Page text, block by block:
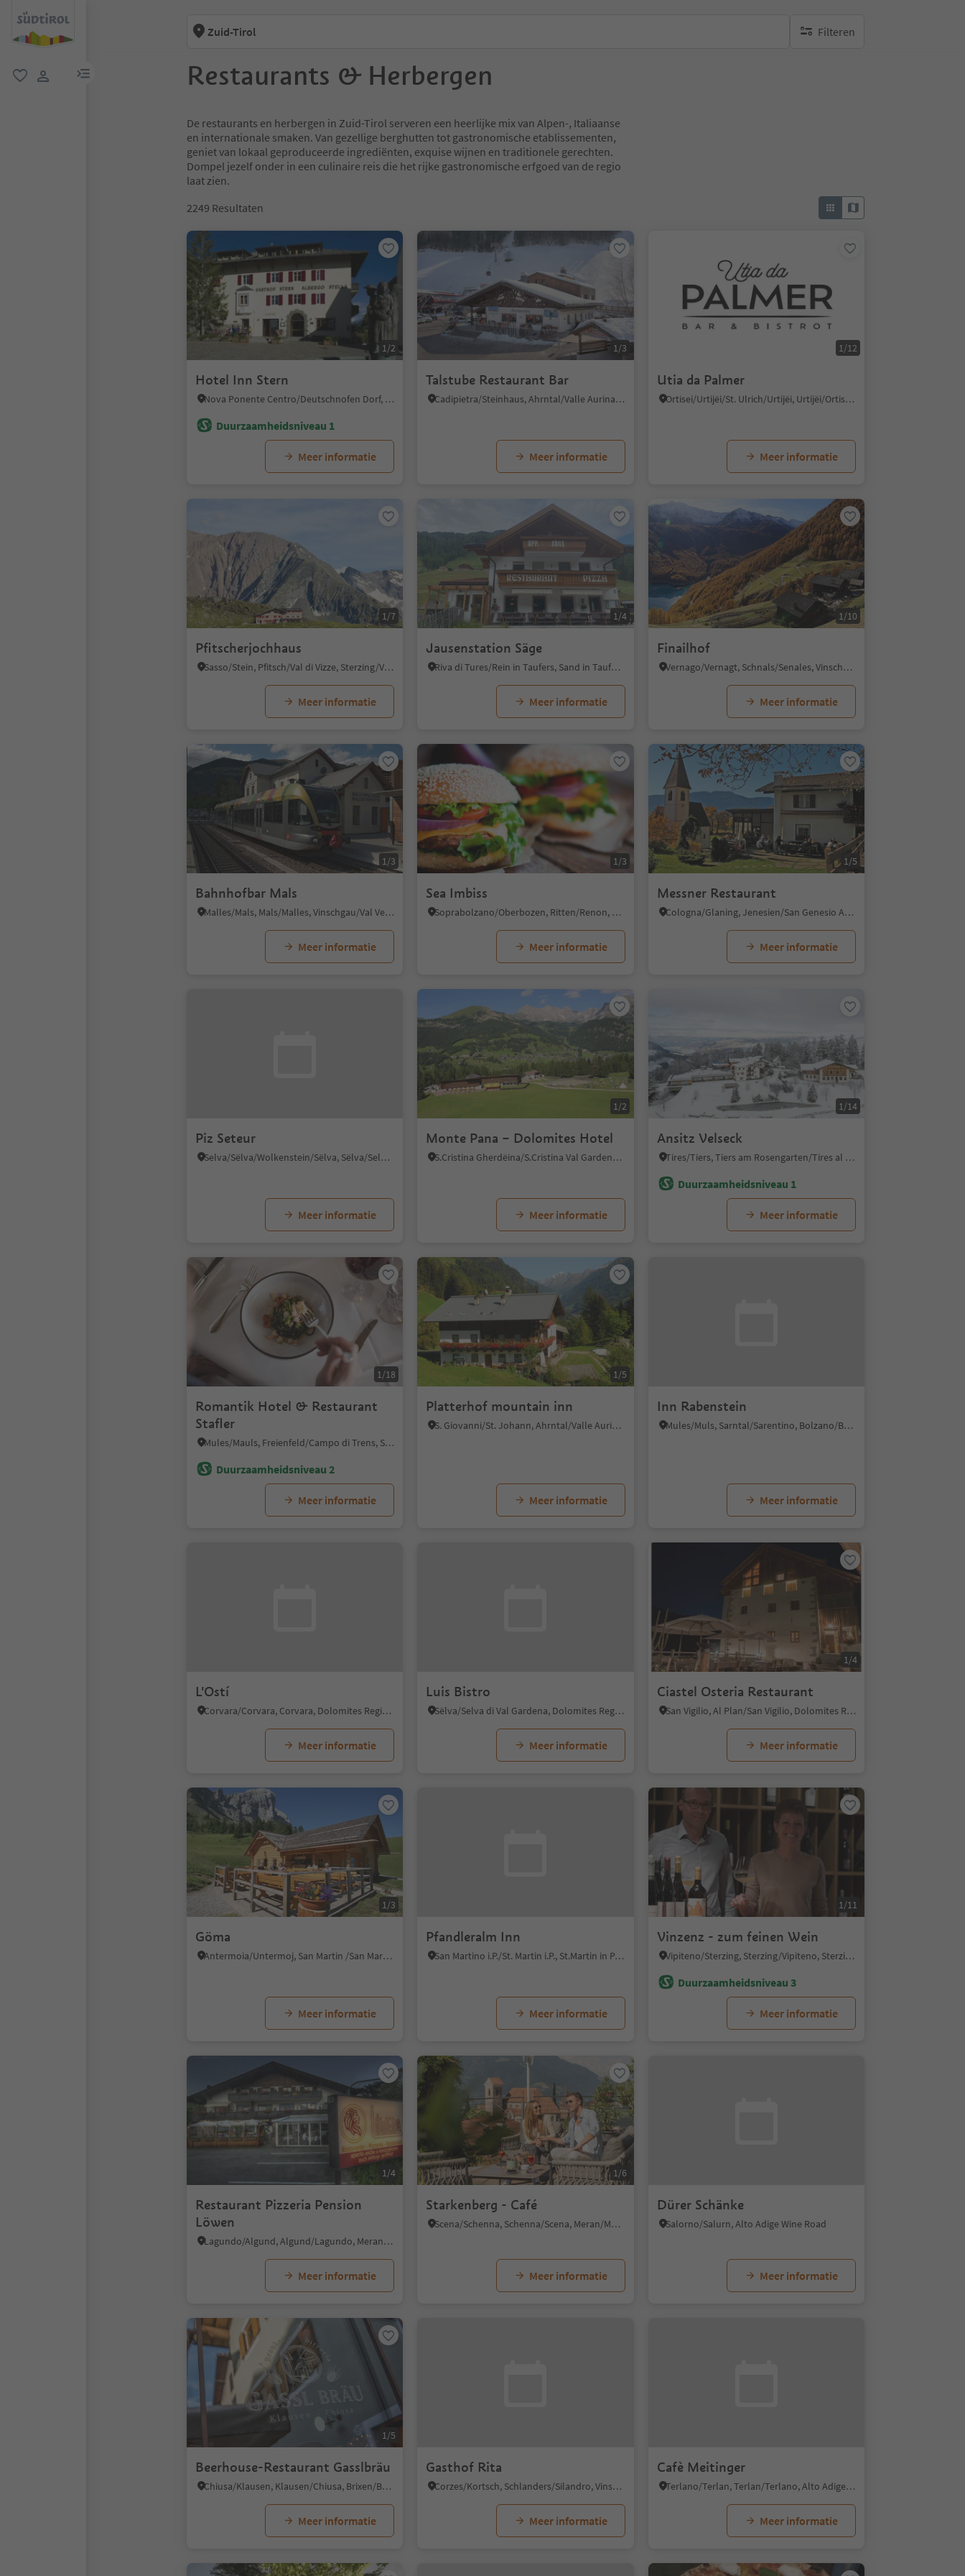
menulink
Zuid-Tirol Filteren
geen actieve filters
Restaurants & Herbergen
De restaurants en herbergen in Zuid-Tirol serveren een heerlijke mix van Alpen-, Italiaanse
en internationale smaken. Van gezellige berghutten tot gastronomische etablissementen,
geniet van lokaal geproduceerde ingrediënten, exquise wijnen en traditionele gerechten.
Dompel jezelf onder in een culinaire reis die het rijke gastronomische erfgoed van de regio
laat zien.
2249 Resultaten
1/2
Hotel Inn Stern
Nova Ponente Centro/Deutschnofen Dorf, Deutschnofen/Nova Ponente, Dolomites Region Eggental
Duurzaamheidsniveau 1
Meer informatie
1/3
Talstube Restaurant Bar
Cadipietra/Steinhaus, Ahrntal/Valle Aurina, Ahrntal/Valle Aurina
Meer informatie
1/12
Utia da Palmer
Ortisei/Urtijëi/St. Ulrich/Urtijëi, Urtijëi/Ortisei, Dolomites Region Val Gardena
Meer informatie
1/7
Pfitscherjochhaus
Sasso/Stein, Pfitsch/Val di Vizze, Sterzing/Vipiteno and environs
Meer informatie
1/4
Jausenstation Säge
Riva di Tures/Rein in Taufers, Sand in Taufers/Campo Tures, Ahrntal/Valle Aurina
Meer informatie
1/10
Finailhof
Vernago/Vernagt, Schnals/Senales, Vinschgau/Val Venosta
Meer informatie
1/3
Bahnhofbar Mals
Malles/Mals, Mals/Malles, Vinschgau/Val Venosta
Meer informatie
1/3
Sea Imbiss
Soprabolzano/Oberbozen, Ritten/Renon, Bolzano/Bozen and environs
Meer informatie
1/5
Messner Restaurant
Cologna/Glaning, Jenesien/San Genesio Atesino, Bolzano/Bozen and environs
Meer informatie
Piz Seteur
Selva/Sëlva/Wolkenstein/Sëlva, Sëlva/Selva di Val Gardena, Dolomites Region Val Gardena
Meer informatie
1/2
Monte Pana – Dolomites Hotel
S.Cristina Gherdëina/S.Cristina Val Gardena/S.Cristina Gherdëina/St.Christina in Gröden, S.Crestina Gherdëina/Santa Cristina Val Gardana, Dolomites Region Val Gardena
Meer informatie
1/14
Ansitz Velseck
Tires/Tiers, Tiers am Rosengarten/Tires al Catinaccio, Dolomites Region Seiser Alm
Duurzaamheidsniveau 1
Meer informatie
1/18
Romantik Hotel & Restaurant
Stafler
Mules/Mauls, Freienfeld/Campo di Trens, Sterzing/Vipiteno and environs
Duurzaamheidsniveau 2
Meer informatie
1/5
Platterhof mountain inn
S. Giovanni/St. Johann, Ahrntal/Valle Aurina, Ahrntal/Valle Aurina
Meer informatie
Inn Rabenstein
Mules/Muls, Sarntal/Sarentino, Bolzano/Bozen and environs
Meer informatie
L'Ostí
Corvara/Corvara, Corvara, Dolomites Region Alta Badia
Meer informatie
Luis Bistro
Sëlva/Selva di Val Gardena, Dolomites Region Val Gardena
Meer informatie
1/4
Ciastel Osteria Restaurant
San Vigilio, Al Plan/San Vigilio, Dolomites Region Kronplatz/Plan de Corones
Meer informatie
1/3
Göma
Antermoia/Untermoj, San Martin /San Martino, Dolomites Region Kronplatz/Plan de Corones
Meer informatie
Pfandleralm Inn
San Martino i.P./St. Martin i.P., St.Martin in Passeier/San Martino in Passiria, Meran/Merano and environs
Meer informatie
1/11
Vinzenz - zum feinen Wein
Vipiteno/Sterzing, Sterzing/Vipiteno, Sterzing/Vipiteno and environs
Duurzaamheidsniveau 3
Meer informatie
1/4
Restaurant Pizzeria Pension
Löwen
Lagundo/Algund, Algund/Lagundo, Meran/Merano and environs
Meer informatie
1/6
Starkenberg - Café
Scena/Schenna, Schenna/Scena, Meran/Merano and environs
Meer informatie
Dürer Schänke
Salorno/Salurn, Alto Adige Wine Road
Meer informatie
1/5
Beerhouse-Restaurant Gasslbräu
Chiusa/Klausen, Klausen/Chiusa, Brixen/Bressanone and environs
Meer informatie
Gasthof Rita
Corzes/Kortsch, Schlanders/Silandro, Vinschgau/Val Venosta
Meer informatie
Cafè Meitinger
Terlano/Terlan, Terlan/Terlano, Alto Adige Wine Road
Meer informatie